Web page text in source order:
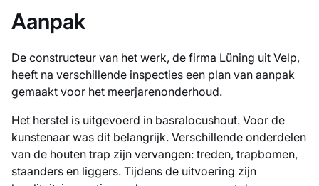
Aanpak
De constructeur van het werk, de firma Lüning uit Velp,
heeft na verschillende inspecties een plan van aanpak
gemaakt voor het meerjarenonderhoud.
Het herstel is uitgevoerd in basralocushout. Voor de
kunstenaar was dit belangrijk. Verschillende onderdelen
van de houten trap zijn vervangen: treden, trapbomen,
staanders en liggers. Tijdens de uitvoering zijn